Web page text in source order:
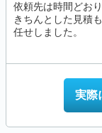
依頼先は時間どお
きちんとした見積
任せしました。
実際